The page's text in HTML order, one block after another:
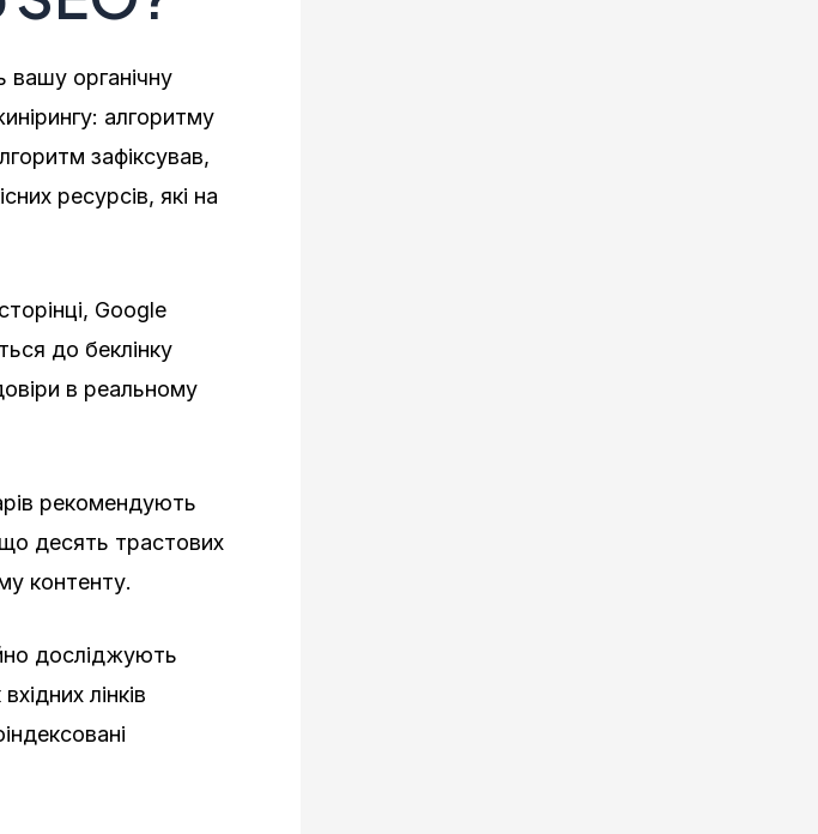
органічну
алгоритму
зафіксував,
ресурсів, які на
Google
до беклінку
в реальному
рекомендують
десять трастових
контенту.
досліджують
лінків